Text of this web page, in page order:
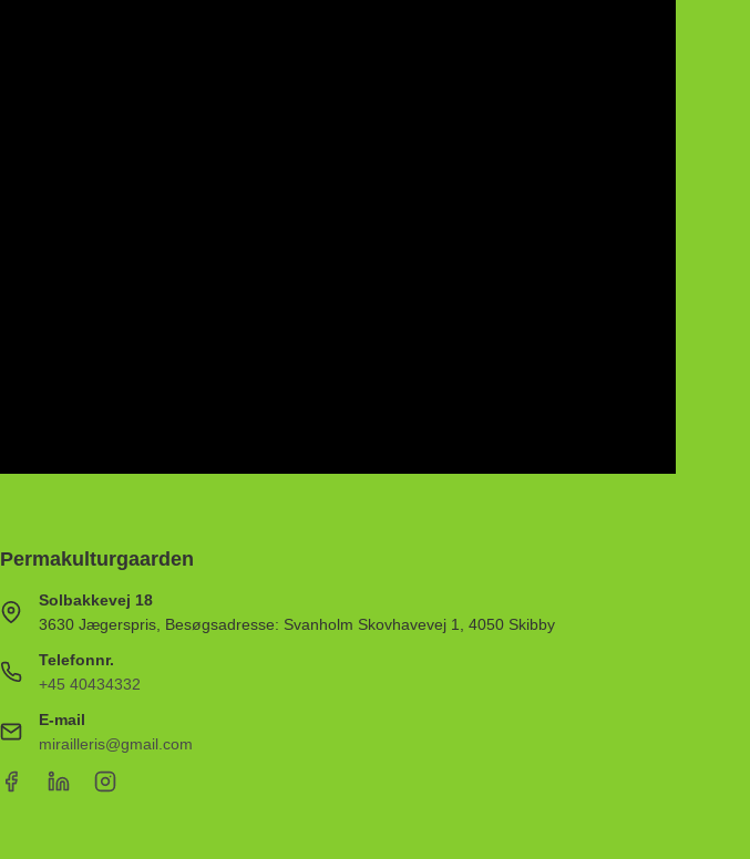
Permakulturgaarden
Solbakkevej 18
3630 Jægerspris, Besøgsadresse: Svanholm Skovhavevej 1, 4050 Skibby
Telefonnr.
+45 40434332
E-mail
mirailleris@gmail.com